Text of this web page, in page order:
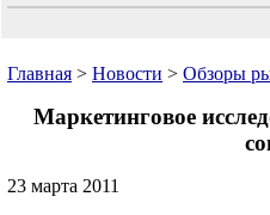
Главная > Новости > Обзоры
Маркетинговое
23 марта 2011